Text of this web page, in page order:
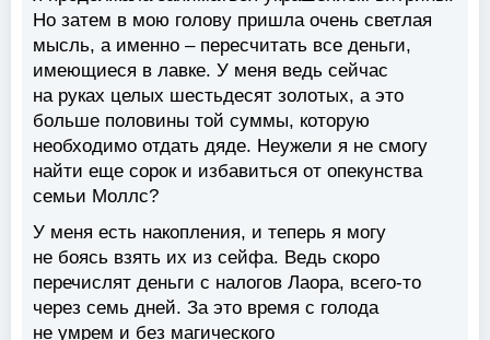
Но затем в мою голову пришла очень светлая
мысль, а именно – пересчитать все деньги,
имеющиеся в лавке. У меня ведь сейчас
на руках целых шестьдесят золотых, а это
больше половины той суммы, которую
необходимо отдать дяде. Неужели я не смогу
найти еще сорок и избавиться от опекунства
семьи Моллс?
У меня есть накопления, и теперь я могу
не боясь взять их из сейфа. Ведь скоро
перечислят деньги с налогов Лаора, всего-то
через семь дней. За это время с голода
не умрем и без магического